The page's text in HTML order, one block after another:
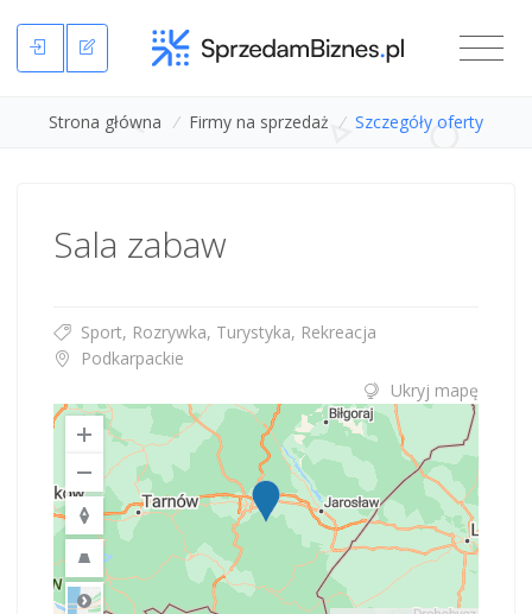
Strona główna / Firmy na sprzedaż / Szczegóły oferty
Sala zabaw
Sport, Rozrywka, Turystyka, Rekreacja
Podkarpackie
Ukryj mapę